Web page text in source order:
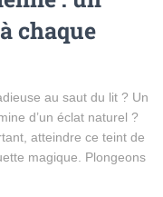
chaque
au saut du lit ? Un
d’un éclat naturel ?
atteindre ce teint de
magique. Plongeons